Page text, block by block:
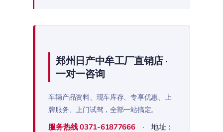
郑州日产中牟工厂直销店 ·
一对一咨询
车辆产品资料、现车库存、专享优惠、上
牌服务、上门试驾，全部一站搞定。
服务热线0371-61877666· 地址：